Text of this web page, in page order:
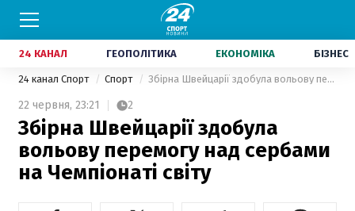
24 КАНАЛ ГЕОПОЛІТИКА ЕКОНОМІКА БІЗНЕС
24 канал Спорт Спорт Збірна Швейцарії здобула вольову перемогу над сербами на Чемпіонаті світу
22 червня, 23:21 2
Збірна Швейцарії здобула
вольову перемогу над сербами
на Чемпіонаті світу